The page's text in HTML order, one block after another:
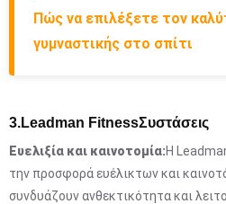
Πώς να επιλέξετε τον
γυμναστικής στο σπίτι
3.Leadman FitnessΣυστάσεις
Ευελιξία και καινοτομία:Η
την προσφορά ευέλικτων και
συνδυάζουν ανθεκτικότητα και